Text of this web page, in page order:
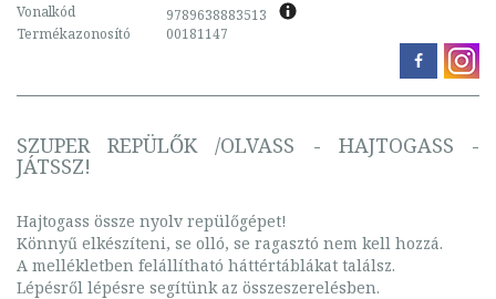
Vonalkód
9789638883513
Termékazonosító
00181147
SZUPER REPÜLŐK /OLVASS - HAJTOGASS -
JÁTSSZ!
Hajtogass össze nyolv repülőgépet!
Könnyű elkészíteni, se olló, se ragasztó nem kell hozzá.
A mellékletben felállítható háttértáblákat találsz.
Lépésről lépésre segítünk az összeszerelésben.